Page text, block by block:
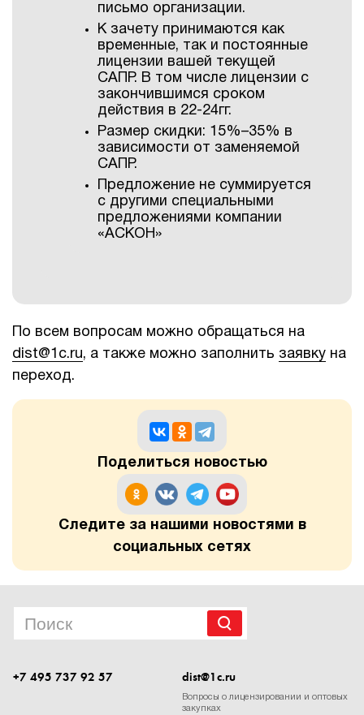
письмо организации.
К зачету принимаются как
временные, так и постоянные
лицензии вашей текущей
САПР. В том числе лицензии с
закончившимся сроком
действия в 22-24гг.
Размер скидки: 15%–35% в
зависимости от заменяемой
САПР.
Предложение не суммируется
с другими специальными
предложениями компании
«АСКОН»
По всем вопросам можно обращаться на
dist@1c.ru, а также можно заполнить заявку на
переход.
Поделиться новостью
Следите за нашими новостями в
социальных сетях
+7 495 737 92 57 dist@1c.ru
Вопросы о лицензировании и оптовых
закупках